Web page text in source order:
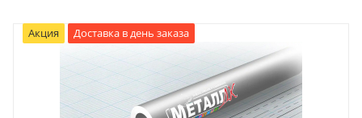
Акция Доставка в день заказа